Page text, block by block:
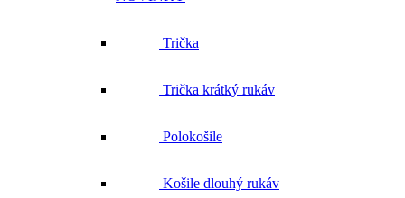
Trička
Trička krátký rukáv
Polokošile
Košile dlouhý rukáv